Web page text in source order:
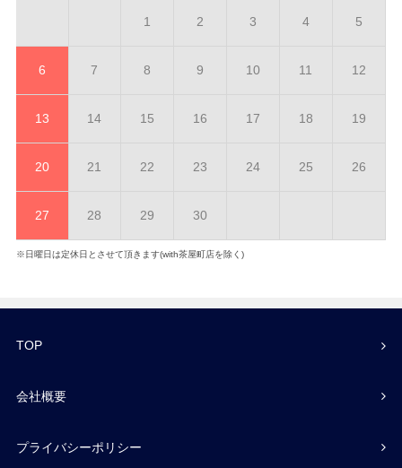
1 2 3 4 5
6 7 8 9 10 11 12
13 14 15 16 17 18 19
20 21 22 23 24 25 26
27 28 29 30
※日曜日は定休日とさせて頂きます(with茶屋町店を除く)
TOP
会社概要
プライバシーポリシー